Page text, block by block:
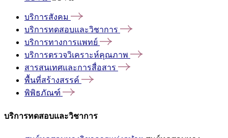
บริการสังคม
บริการทดสอบและวิชาการ
บริการทางการแพทย์
บริการตรวจวิเคราะห์คุณภาพ
สารสนเทศและการสื่อสาร
พื้นที่สร้างสรรค์
พิพิธภัณฑ์
บริการทดสอบและวิชาการ